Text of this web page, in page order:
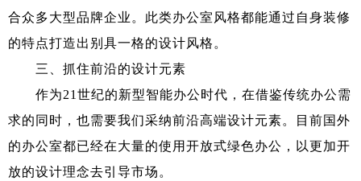
合众多大型品牌企业。此类办公室风格都能通过自身装修
的特点打造出别具一格的设计风格。
三、抓住前沿的设计元素
作为21世纪的新型智能办公时代，在借鉴传统办公需
求的同时，也需要我们采纳前沿高端设计元素。目前国外
的办公室都已经在大量的使用开放式绿色办公，以更加开
放的设计理念去引导市场。